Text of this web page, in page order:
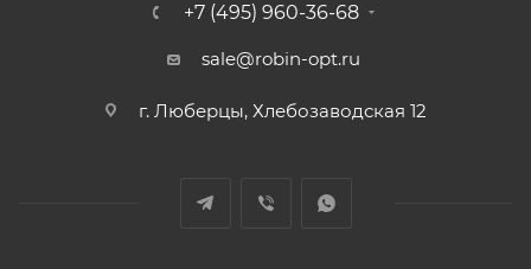
+7 (495) 960-36-68
sale@robin-opt.ru
г. Люберцы, Хлебозаводская 12